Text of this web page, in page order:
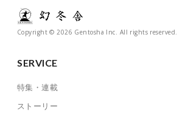
Copyright © 2026 Gentosha Inc. All rights reserved.
SERVICE
特集・連載
ストーリー